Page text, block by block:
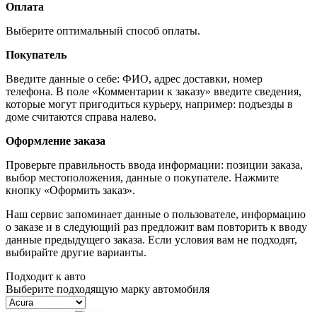
Оплата
Выберите оптимальный способ оплаты.
Покупатель
Введите данные о себе: ФИО, адрес доставки, номер
телефона. В поле «Комментарии к заказу» введите сведения,
которые могут пригодиться курьеру, например: подъезды в
доме считаются справа налево.
Оформление заказа
Проверьте правильность ввода информации: позиции заказа,
выбор местоположения, данные о покупателе. Нажмите
кнопку «Оформить заказ».
Наш сервис запоминает данные о пользователе, информацию
о заказе и в следующий раз предложит вам повторить к вводу
данные предыдущего заказа. Если условия вам не подходят,
выбирайте другие варианты.
Подходит к авто
Выберите подходящую марку автомобиля